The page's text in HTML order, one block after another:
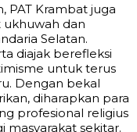
PAT Krambat juga
dan
Selatan.
diajak berefleksi
untuk terus
Dengan bekal
diharapkan para
profesional religius
sekitar.